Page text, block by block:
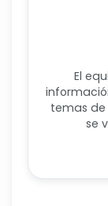
El
temas de
se